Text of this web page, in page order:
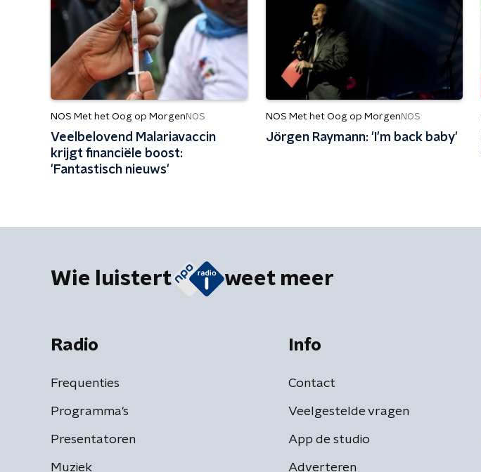
NOS Met het Oog op Morgen NOS
Veelbelovend Malariavaccin
krijgt financiële boost:
'Fantastisch nieuws'
NOS Met het Oog op Morgen NOS
Jörgen Raymann: 'I'm back baby'
Wie luistert weet meer
Radio
Frequenties
Programma's
Presentatoren
Muziek
Info
Contact
Veelgestelde vragen
App de studio
Adverteren